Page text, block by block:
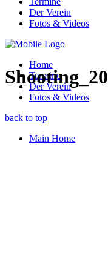
Der Verein
Fotos & Videos
Home
Termine
Der Verein
Fotos & Videos
back to top
Main Home